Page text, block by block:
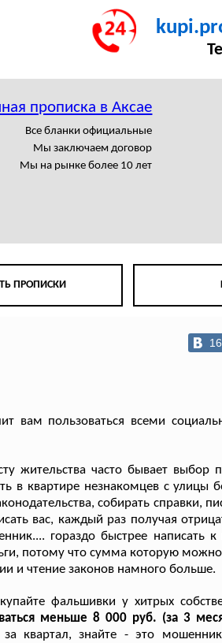
прописка в Аксае
Все бланки официальные
Мы заключаем договор
Мы на рынке более 10 лет
ПРОПИСКИ
вам пользоваться всеми
жительства часто бывает выбор
в квартире незнакомцев с улицы
собирать справки,
вас, каждый раз получая
гораздо быстрее
потому что сумма которую
и чтение законов намного больше.
фальшивки у хитрых
меньше 8 000 руб. (за 3
квартал, знайте - это